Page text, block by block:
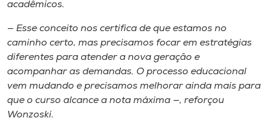
acadêmicos.
— Esse conceito nos certifica de que estamos no
caminho certo, mas precisamos focar em estratégias
diferentes para atender a nova geração e
acompanhar as demandas. O processo educacional
vem mudando e precisamos melhorar ainda mais para
que o curso alcance a nota máxima —, reforçou
Wonzoski.